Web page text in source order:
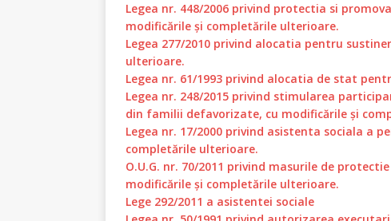
Legea nr. 448/2006 privind protectia si
modificările și completările ulterioare.
Legea 277/2010 privind alocatia pentru
ulterioare.
Legea nr. 61/1993 privind alocatia de stat
Legea nr. 248/2015 privind stimularea
din familii defavorizate, cu modificările și
Legea nr. 17/2000 privind asistenta sociala a
completările ulterioare.
O.U.G. nr. 70/2011 privind masurile de
modificările și completările ulterioare.
Lege 292/2011 a asistentei sociale